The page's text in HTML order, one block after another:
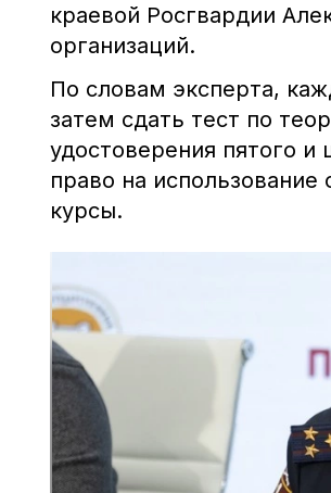
краевой Росгвардии
организаций.
По словам эксперта,
затем сдать тест по
удостоверения пятого
право на
курсы.